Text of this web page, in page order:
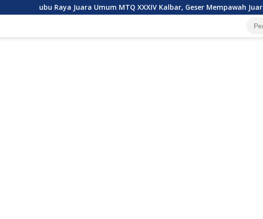
Juara Umum MTQ XXXIV Kalbar, Geser Mempawah Juara Bertahan 7 Kali